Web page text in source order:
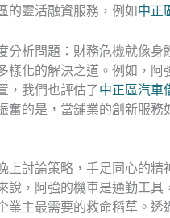
的靈活融資服務，例如中正
分析問題：財務危機就像
樣化的解決之道。例如，
，我們也評估了中正區汽車
奮的是，當舖業的創新服務
上討論策略，手足同心的
說，阿強的機車是通勤工具
主最需要的救命稻草。透